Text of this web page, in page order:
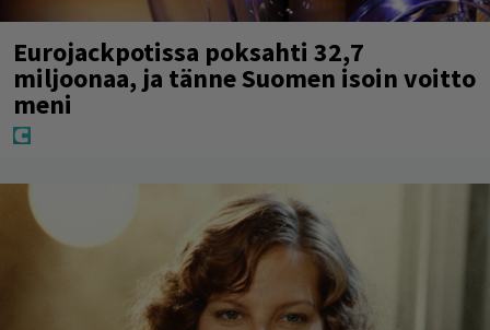
Eurojackpotissa poksahti 32,7
miljoonaa, ja tänne Suomen isoin voitto
meni